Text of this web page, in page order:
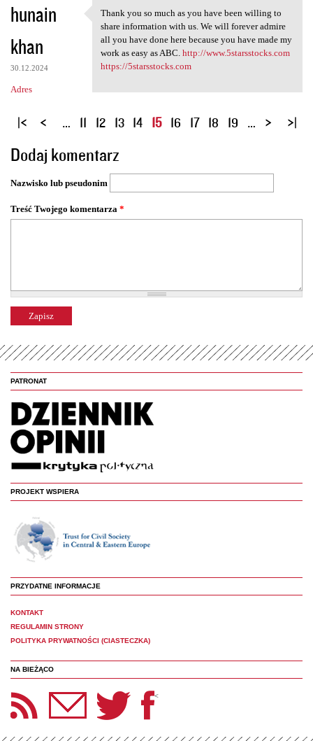
hunain
khan
30.12.2024
Adres
Thank you so much as you have
Thank you so much as you have been willing to
share information with us. We will forever admire
all you have done here because you have made my
work as easy as ABC. http://www.5starsstocks.com
https://5starsstocks.com
S
r
o
y
… 11 12 13 14 15 16 17 18 19 …
Dodaj komentarz
Nazwisko lub pseudonim
Treść Twojego komentarza *
PATRONAT
PROJEKT WSPIERA
PRZYDATNE INFORMACJE
KONTAKT
REGULAMIN STRONY
POLITYKA PRYWATNOŚCI (CIASTECZKA)
NA BIEŻĄCO
Panoptyka Facebook <